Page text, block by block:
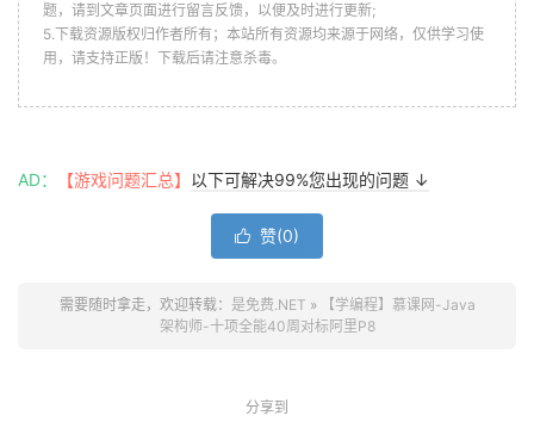
题，请到文章页面进行留言反馈，以便及时进行更新;
5.下载资源版权归作者所有；本站所有资源均来源于网络，仅供学习使
用，请支持正版！下载后请注意杀毒。
AD： 【游戏问题汇总】 以下可解决99%您出现的问题 ↓
 赞(0)
需要随时拿走，欢迎转载： 是免费.NET »
【学编程】慕课网-Java
架构师-十项全能40周对标阿里P8
分享到